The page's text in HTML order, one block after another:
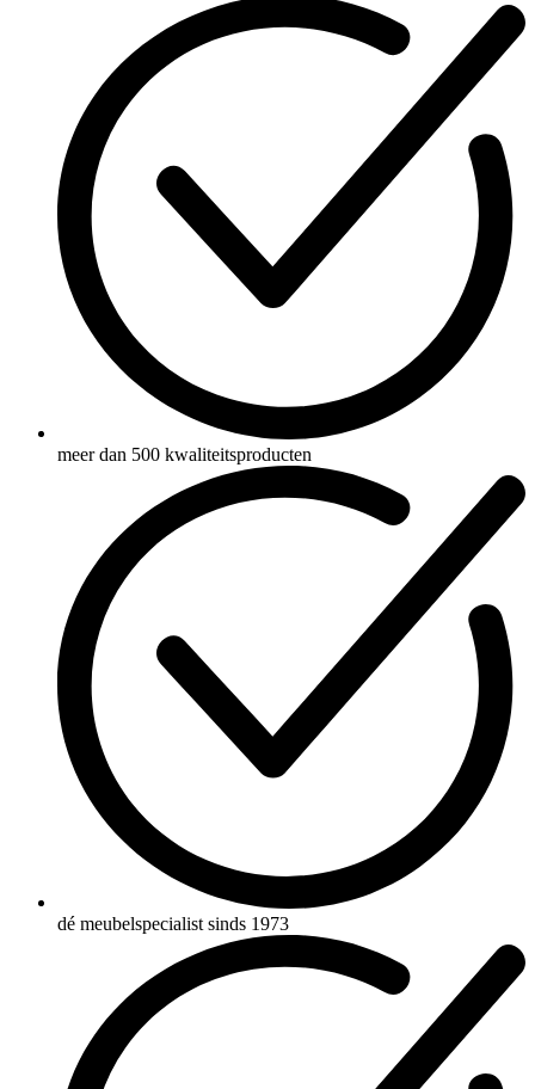
meer dan 500 kwaliteitsproducten
dé meubelspecialist sinds 1973